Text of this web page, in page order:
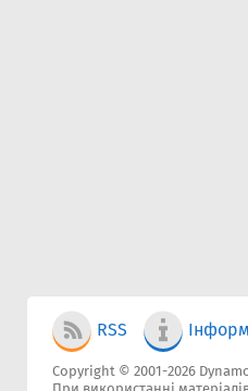
RSS
Copyright © 2001-2026